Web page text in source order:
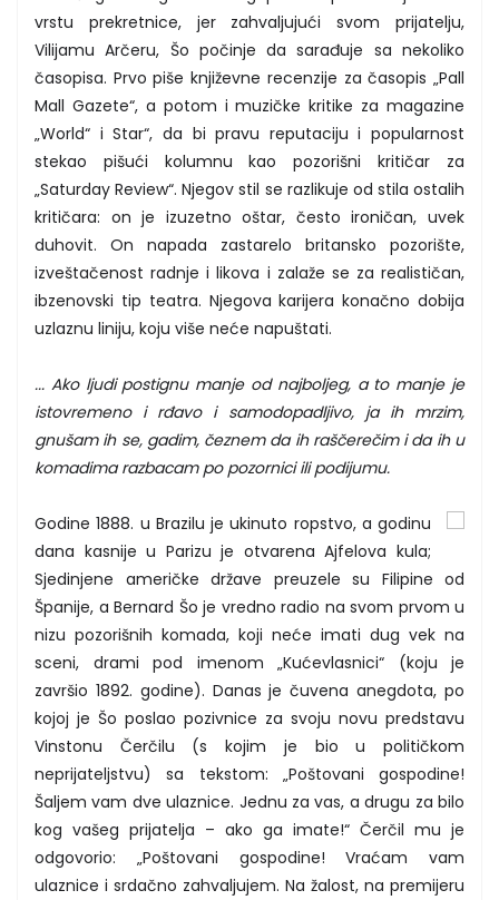
vrstu prekretnice, jer zahvaljujući svom prijatelju,
Vilijamu Arčeru, Šo počinje da sarađuje sa nekoliko
časopisa. Prvo piše književne recenzije za časopis „Pall
Mall Gazete“, a potom i muzičke kritike za magazine
„World“ i Star“, da bi pravu reputaciju i popularnost
stekao pišući kolumnu kao pozorišni kritičar za
„Saturday Review“. Njegov stil se razlikuje od stila ostalih
kritičara: on je izuzetno oštar, često ironičan, uvek
duhovit. On napada zastarelo britansko pozorište,
izveštačenost radnje i likova i zalaže se za realističan,
ibzenovski tip teatra. Njegova karijera konačno dobija
uzlaznu liniju, koju više neće napuštati.
... Ako ljudi postignu manje od najboljeg, a to manje je
istovremeno i rđavo i samodopadljivo, ja ih mrzim,
gnušam ih se, gadim, čeznem da ih raščerečim i da ih u
komadima razbacam po pozornici ili podijumu.
Godine 1888. u Brazilu je ukinuto ropstvo, a godinu
dana kasnije u Parizu je otvarena Ajfelova kula;
Sjedinjene američke države preuzele su Filipine od
Španije, a Bernard Šo je vredno radio na svom prvom u
nizu pozorišnih komada, koji neće imati dug vek na
sceni, drami pod imenom „Kućevlasnici“ (koju je
završio 1892. godine). Danas je čuvena anegdota, po
kojoj je Šo poslao pozivnice za svoju novu predstavu
Vinstonu Čerčilu (s kojim je bio u političkom
neprijateljstvu) sa tekstom: „Poštovani gospodine!
Šaljem vam dve ulaznice. Jednu za vas, a drugu za bilo
kog vašeg prijatelja – ako ga imate!“ Čerčil mu je
odgovorio: „Poštovani gospodine! Vraćam vam
ulaznice i srdačno zahvaljujem. Na žalost, na premijeru